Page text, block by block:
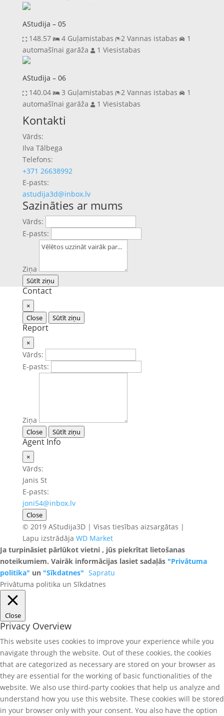
AStudija – 05
148.57
4 Guļamistabas 2 Vannas istabas 1
automašīnai garāža
1 Viesistabas
AStudija – 06
140.04
3 Guļamistabas 2 Vannas istabas 1
automašīnai garāža
1 Viesistabas
Previous
Next
Kontakti
Vārds:
Ilva Tālbega
Telefons:
+371 26638992
E-pasts:
astudija3d@inbox.lv
Sazināties ar mums
Vārds:
E-pasts:
Ziņa
Sūtīt ziņu
Contact
×
Close
Sūtīt ziņu
Report
×
Vārds:
E-pasts:
Ziņa
Close Sūtīt ziņu
Agent Info
×
Vārds:
Janis St
E-pasts:
joni54@inbox.lv
Close
© 2019 AStudija3D | Visas tiesības aizsargātas |
Lapu izstrādāja WD Market
Ja turpināsiet pārlūkot vietni , jūs piekrītat lietošanas
noteikumiem. Vairāk informācijas lasiet sadaļās "Privātuma
politika" un "Sīkdatnes" Sapratu
Privātuma politika un Sīkdatnes
Close
Privacy Overview
This website uses cookies to improve your experience while you
navigate through the website. Out of these cookies, the cookies
that are categorized as necessary are stored on your browser as
they are essential for the working of basic functionalities of the
website. We also use third-party cookies that help us analyze and
understand how you use this website. These cookies will be stored
in your browser only with your consent. You also have the option